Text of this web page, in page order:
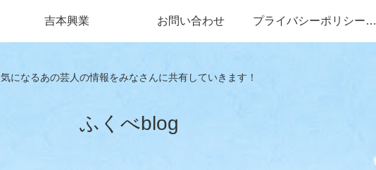
気になるあの芸人の情報をみなさんに共有していきます！
ふくべblog
吉本興業 お問い合わせ プライバシーポリシー・